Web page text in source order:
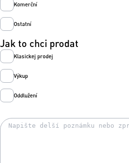
Komerční
Ostatní
Jak to chci prodat
Klasickej prodej
Výkup
Oddlužení